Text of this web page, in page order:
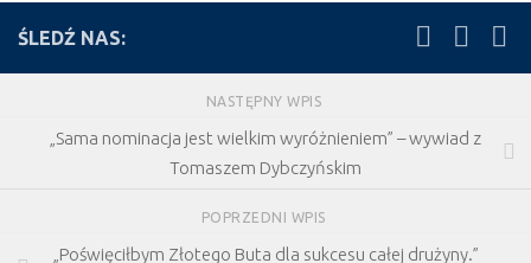
ŚLEDŹ NAS:
NASTĘPNY WPIS
„Sama nominacja jest wielkim wyróżnieniem” – wywiad z
Tomaszem Dybczyńskim
POPRZEDNI WPIS
„Poświęciłbym Złotego Buta dla sukcesu całej drużyny.”